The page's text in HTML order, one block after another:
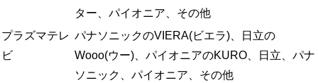
ター、パイオニア、その他
プラズマテレ
ビ
パナソニックのVIERA(ビエラ)、日立の
Wooo(ウー)、パイオニアのKURO、日立、パナ
ソニック、パイオニア、その他